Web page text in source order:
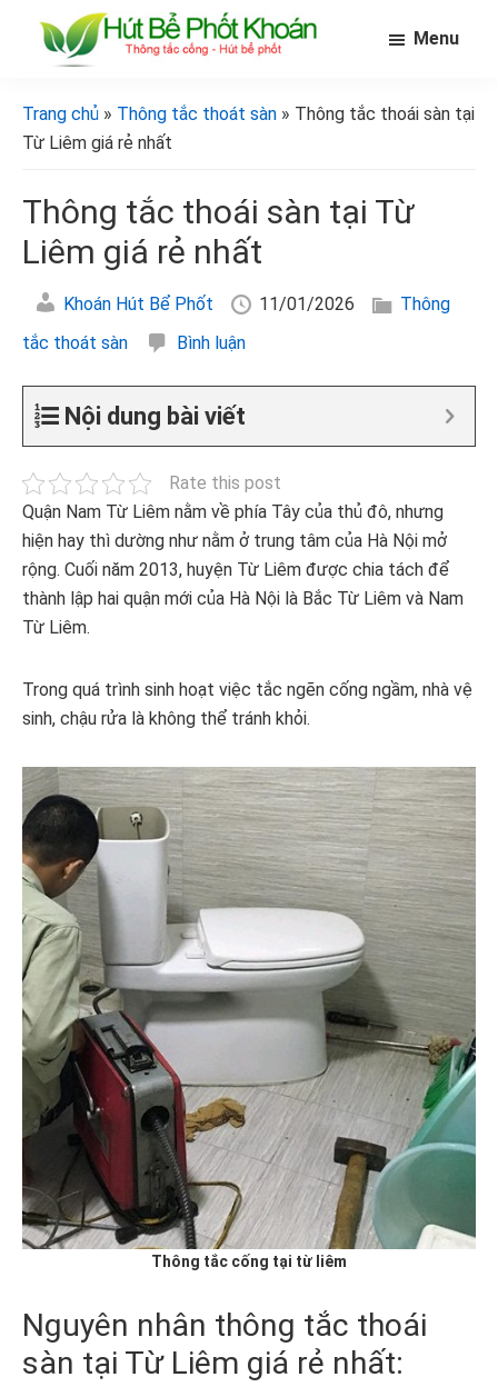
phốt
khoán]
bể
phốt
Menu
Trang chủ » Thông tắc thoát sàn » Thông tắc thoái sàn tại
Từ Liêm giá rẻ nhất
Thông tắc thoái sàn tại Từ
Liêm giá rẻ nhất
Khoán Hút Bể Phốt 11/01/2026
Thông
tắc thoát sàn
Bình luận
Nội dung bài viết
Rate this post
Quận Nam Từ Liêm nằm về phía Tây của thủ đô, nhưng
hiện hay thì dường như nằm ở trung tâm của Hà Nội mở
rộng. Cuối năm 2013, huyện Từ Liêm được chia tách để
thành lập hai quận mới của Hà Nội là Bắc Từ Liêm và Nam
Từ Liêm.
Trong quá trình sinh hoạt việc tắc ngẽn cống ngầm, nhà vệ
sinh, chậu rửa là không thể tránh khỏi.
Thông tắc cống tại từ liêm
Nguyên nhân thông tắc thoái
sàn tại Từ Liêm giá rẻ nhất: